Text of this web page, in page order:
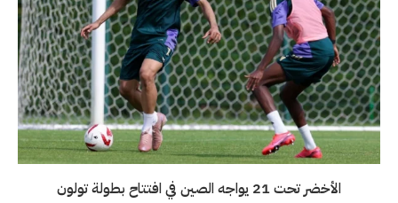
الأخضر تحت 21 يواجه الصين في افتتاح بطولة تولون